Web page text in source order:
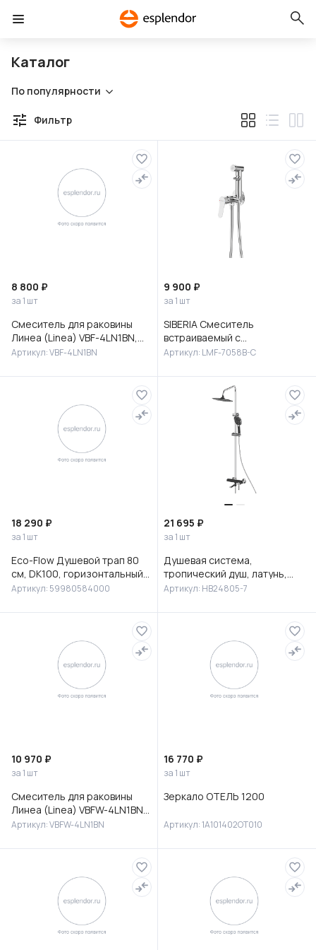
Каталог
По популярности
Фильтр
8 800 ₽
за 1 шт
Смеситель для раковины
Линеа (Linea) VBF-4LN1BN,
брашированный никель
Артикул: VBF-4LN1BN
9 900 ₽
за 1 шт
SIBERIA Смеситель
встраиваемый с
гигиеническим душем,
Артикул: LMF-7058B-C
18 290 ₽
за 1 шт
Eco-Flow Душевой трап 80
см, DK100, горизонтальный
сифон 60 мм, матовый
Артикул: 59980584000
21 695 ₽
за 1 шт
Душевая система,
тропический душ, латунь,
черный/хром, HB24805-7
Артикул: HB24805-7
10 970 ₽
за 1 шт
Смеситель для раковины
Линеа (Linea) VBFW-4LN1BN
встраиваемый,
Артикул: VBFW-4LN1BN
16 770 ₽
за 1 шт
Зеркало ОТЕЛЬ 1200
Артикул: 1A101402OT010